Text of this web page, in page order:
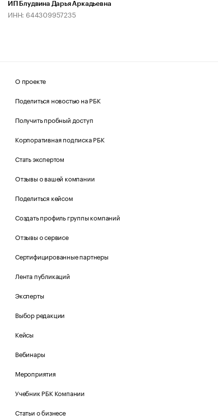
ИП Блудвина Дарья Аркадьевна
ИНН: 644309957235
О проекте
Поделиться новостью на РБК
Получить пробный доступ
Корпоративная подписка РБК
Стать экспертом
Отзывы о вашей компании
Поделиться кейсом
Создать профиль группы компаний
Отзывы о сервисе
Сертифицированные партнеры
Лента публикаций
Эксперты
Выбор редакции
Кейсы
Вебинары
Мероприятия
Учебник РБК Компании
Статьи о бизнесе